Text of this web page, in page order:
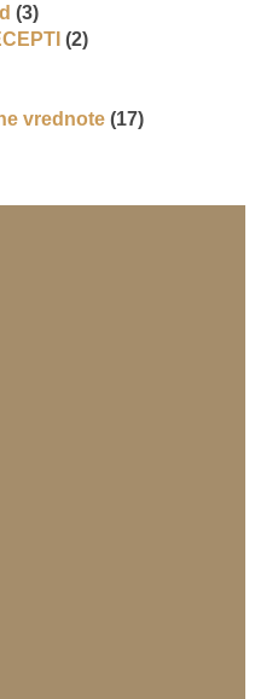
(3)
(2)
vrednote (17)